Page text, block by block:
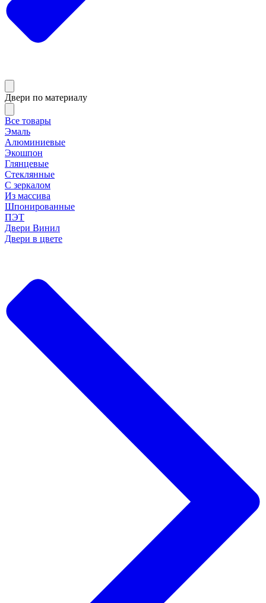
Двери по материалу
Все товары
Эмаль
Алюминиевые
Экошпон
Глянцевые
Стеклянные
С зеркалом
Из массива
Шпонированные
ПЭТ
Двери Винил
Двери в цвете